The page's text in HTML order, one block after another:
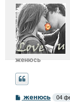
женюсь
Сженюсь 04